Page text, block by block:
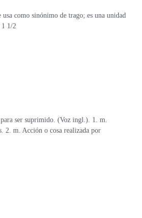
como sinónimo de trago; es una unidad
1 1/2
ser suprimido. (Voz ingl.). 1. m.
2. m. Acción o cosa realizada por